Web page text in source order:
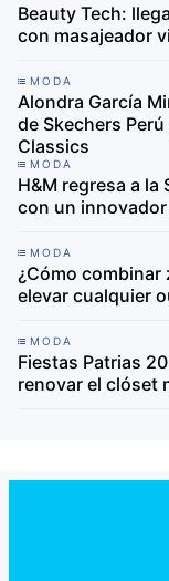
Beauty Tech:
con masajeador
MODA
Alondra García
de Skechers
Classics
MODA
H&M regresa a la
con un
MODA
¿Cómo combinar
elevar cualquier
MODA
Fiestas Patrias
renovar el clóset